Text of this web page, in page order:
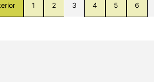
1 2 3 4 5 6